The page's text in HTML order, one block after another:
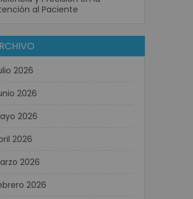
al Paciente
2026
2026
2026
2026
2026
2026